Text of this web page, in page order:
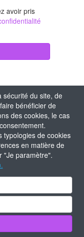
sécurité du site, de
bénéficier de
des cookies, le cas
typologies de cookies
en matière de
"Je paramètre".
avoir pris